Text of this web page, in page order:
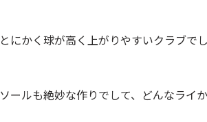
とにかく球が高く上がりやすいクラブでし
ソールも絶妙な作りでして、どんなライ